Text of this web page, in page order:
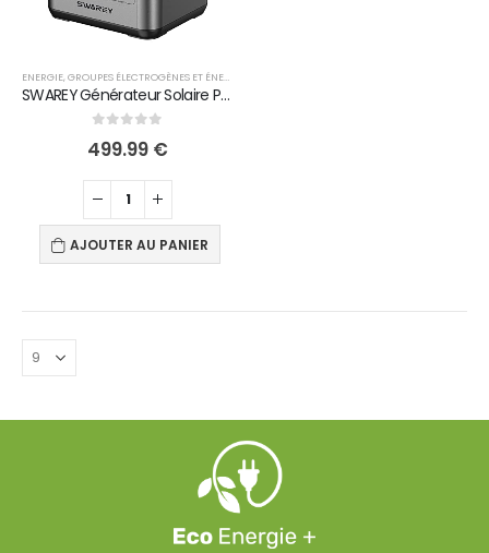
ENERGIE, GROUPES ÉLECTROGÈNES ET ÉNERGIES
SWAREY Générateur Solaire Portable 518Wh/144Ah 500W Onde Sinusoïdale Pure Générateur d'Énergie Portable avec AC/DC/USB…
499.99 €
AJOUTER AU PANIER